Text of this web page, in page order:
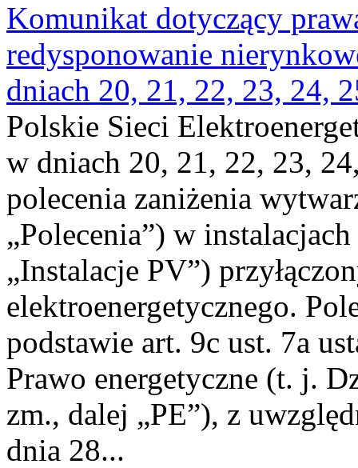
Komunikat dotyczący
redysponowanie
dniach 20, 21, 22, 23, 24,
Polskie Sieci
w dniach 20, 21, 22, 23,
polecenia zaniżenia
„Polecenia”) w
„Instalacje PV”)
elektroenergetycznego.
podstawie art. 9c ust. 7a
Prawo energetyczne (t. j.
zm., dalej „PE”), z
dnia 28...